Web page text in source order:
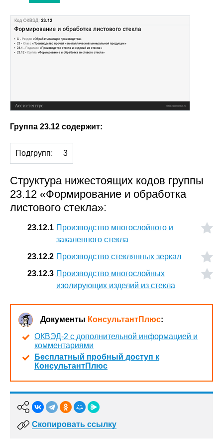
Группа 23.12 содержит:
Подгрупп: 3
Структура нижестоящих кодов группы
23.12 «Формирование и обработка
листового стекла»:
23.12.1 Производство многослойного и
закаленного стекла
23.12.2 Производство стеклянных зеркал
23.12.3 Производство многослойных
изолирующих изделий из стекла
Документы КонсультантПлюс:
ОКВЭД-2 с дополнительной информацией и
комментариями
Бесплатный пробный доступ к
КонсультантПлюс
Скопировать ссылку